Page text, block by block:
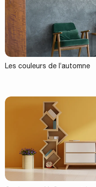
Les couleurs de l’automne